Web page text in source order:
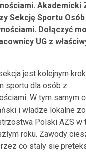
Akademicki
Sekcję Sportu Osób
Dołączyć
UG z
jest kolejnym
sportu dla osób z
W tym samym
i władze lokalne
Polski AZS w
roku. Zawody
co stały się